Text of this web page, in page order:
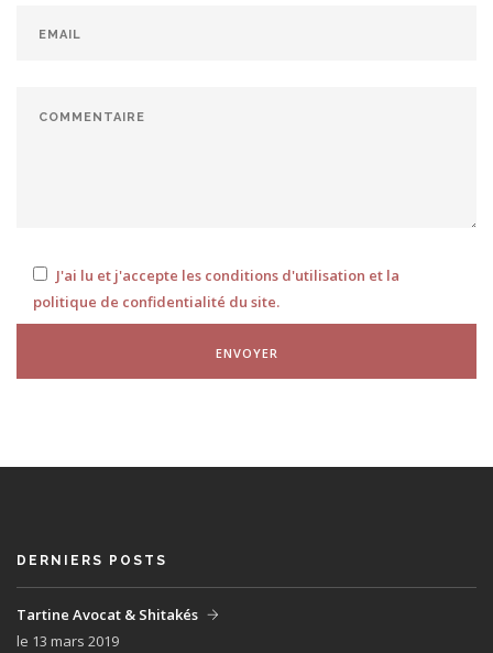
J'ai lu et j'accepte les conditions d'utilisation et la
politique de confidentialité du site.
ENVOYER
DERNIERS POSTS
Tartine Avocat & Shitakés
le 13 mars 2019